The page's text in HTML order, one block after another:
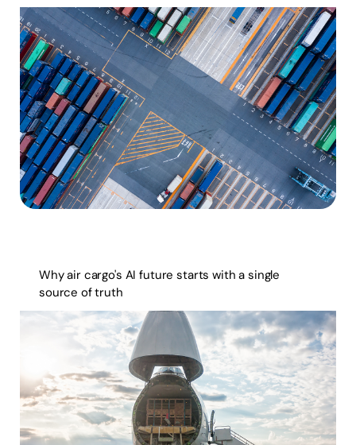
Why air cargo's AI future starts with a single
source of truth